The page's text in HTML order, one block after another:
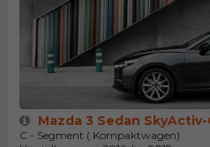
Mazda 3 Sedan SkyActiv-
C - Segment ( Kompaktwagen)